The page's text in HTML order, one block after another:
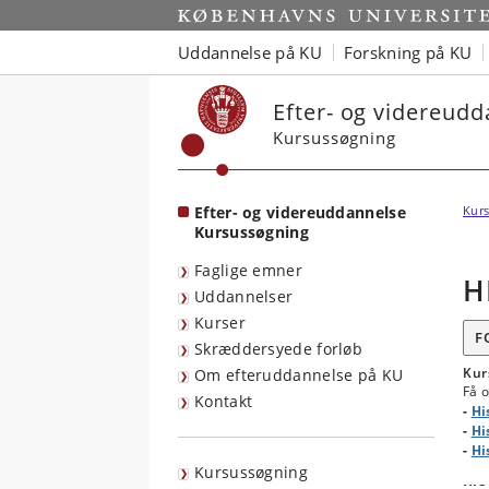
Start
Uddannelse på KU Forskning på KU
Efter- og
Kursussøgning
Efter- og videreuddannelse
Kursussøgning
Faglige emner
Uddannelser
Kurser
Skræddersyede forløb
Om efteruddannelse på KU
Kontakt
Kursussøgning
Få
-
-
-